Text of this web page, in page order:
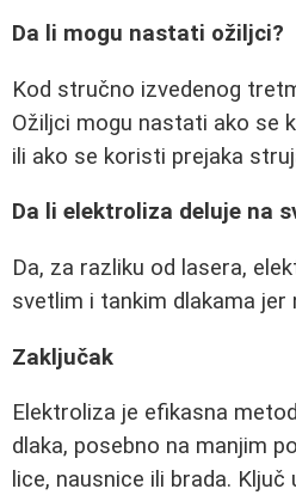
Da li mogu nastati ožiljci?
Kod stručno izvedenog
Ožiljci mogu nastati ako se
ili ako se koristi prejaka
Da li elektroliza deluje na
Da, za razliku od lasera,
svetlim i tankim dlakama jer
Zaključak
Elektroliza je efikasna
dlaka, posebno na manjim
lice, nausnice ili brada.